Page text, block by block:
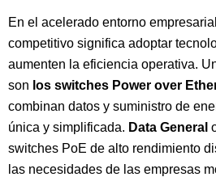
En el acelerado entorno
competitivo significa adoptar
aumenten la eficiencia operativa.
son los switches Power over
combinan datos y suministro de
única y simplificada. Data General
switches PoE de alto rendimiento
las necesidades de las empresas